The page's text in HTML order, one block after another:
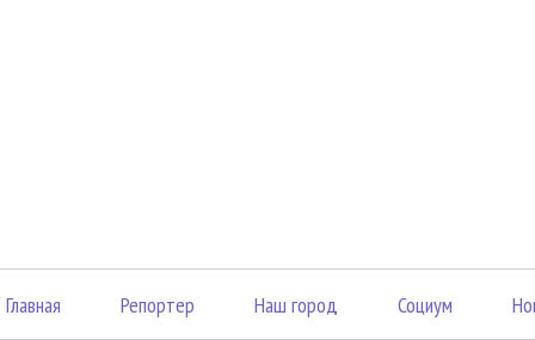
Главная Репортер Наш город Социум